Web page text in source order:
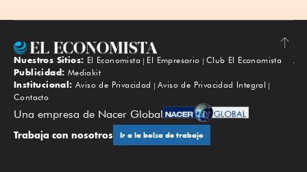
Subir
Nuestros Sitios: El Economista El Empresario
Club El Economista
Publicidad: Mediakit
Institucional: Aviso de Privacidad
Aviso de Privacidad Integral
Contacto
Una empresa de Nacer Global
Trabaja con nosotros Ir a la bolsa de trabajo